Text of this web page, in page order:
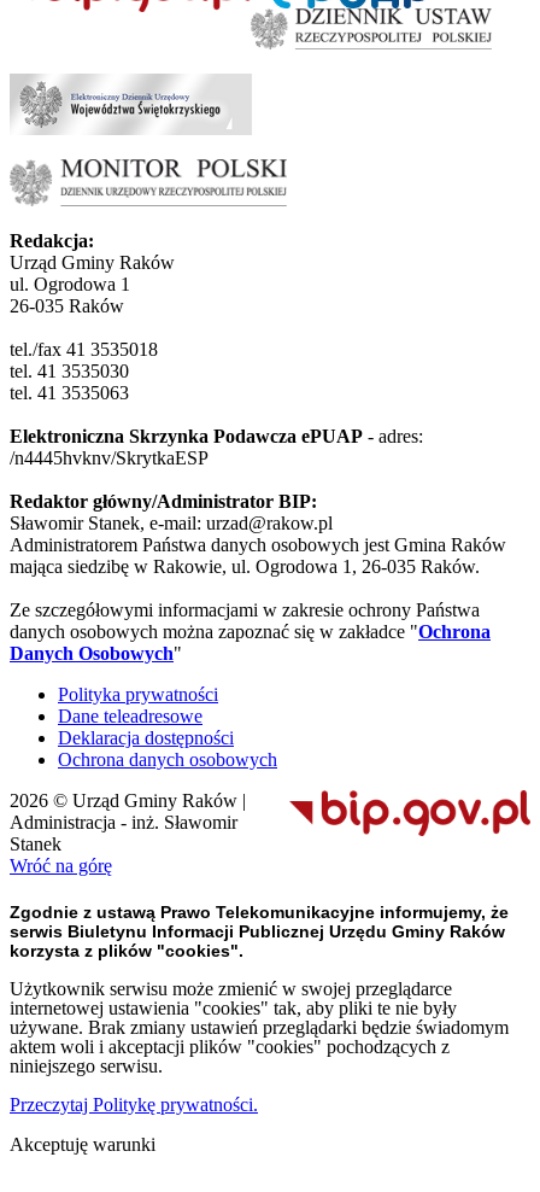
Redakcja:
Urząd Gminy Raków
ul. Ogrodowa 1
26-035 Raków
tel./fax 41 3535018
tel. 41 3535030
tel. 41 3535063
Elektroniczna Skrzynka Podawcza ePUAP - adres:
/n4445hvknv/SkrytkaESP
Redaktor główny/Administrator BIP:
Sławomir Stanek, e-mail: urzad@rakow.pl
Administratorem Państwa danych osobowych jest Gmina Raków
mająca siedzibę w Rakowie, ul. Ogrodowa 1, 26-035 Raków.
Ze szczegółowymi informacjami w zakresie ochrony Państwa
danych osobowych można zapoznać się w zakładce "Ochrona
Danych Osobowych"
Polityka prywatności
Dane teleadresowe
Deklaracja dostępności
Ochrona danych osobowych
2026 © Urząd Gminy Raków |
Administracja - inż. Sławomir
Stanek
Wróć na górę
Zgodnie z ustawą Prawo Telekomunikacyjne informujemy, że
serwis Biuletynu Informacji Publicznej Urzędu Gminy Raków
korzysta z plików "cookies".
Użytkownik serwisu może zmienić w swojej przeglądarce
internetowej ustawienia "cookies" tak, aby pliki te nie były
używane. Brak zmiany ustawień przeglądarki będzie świadomym
aktem woli i akceptacji plików "cookies" pochodzących z
niniejszego serwisu.
Przeczytaj Politykę prywatności.
Akceptuję warunki